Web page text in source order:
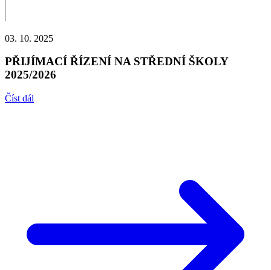
03. 10. 2025
PŘIJÍMACÍ ŘÍZENÍ NA STŘEDNÍ ŠKOLY
2025/2026
Číst dál